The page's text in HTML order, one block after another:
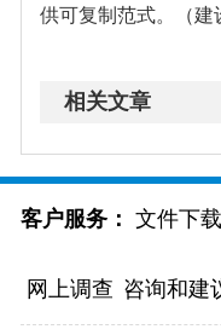
供可复制范式。（建
相关文章
客户服务： 文件下载
网上调查 咨询和建